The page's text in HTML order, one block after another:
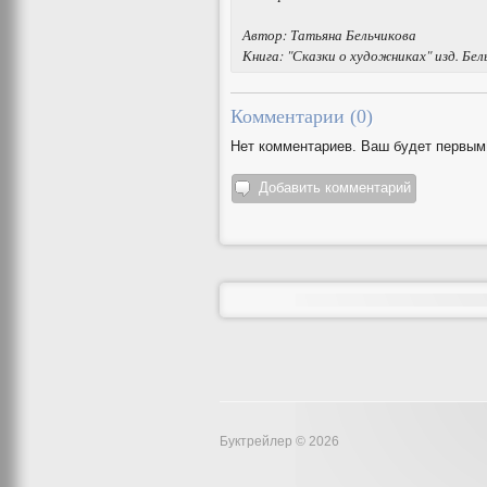
Автор: Татьяна Бельчикова
Книга: "Сказки о художниках" изд.
Комментарии (0)
Нет комментариев. Ваш будет
Добавить комментарий
Буктрейлер © 2026